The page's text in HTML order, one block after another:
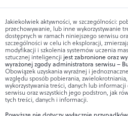
Jakiekolwiek aktywności, w szczególności:
przechowywanie, lub inne wykorzystywanie
dostępnych w ramach niniejszego serwisu
szczególności w celu ich eksploracji,
modyfikacji i szkolenia systemów uczenia
sztucznej inteligencji jest zabronione oraz
wyrażonej zgody administratora serwisu –
Obowiązek uzyskania wyraźnej i
względu sposób pobierania,
wykorzystywania treści, danych lub
serwisu oraz wszystkich jego podstron, jak
tych treści, danych i informacji.